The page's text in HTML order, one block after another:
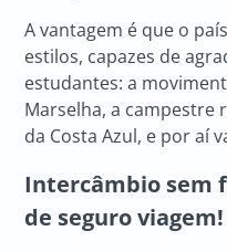
A vantagem é que o
estilos, capazes de
estudantes: a
Marselha, a campestre
da Costa Azul, e por aí
Intercâmbio sem
de seguro viagem!